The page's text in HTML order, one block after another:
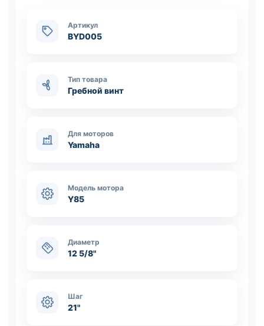
Артикул
BYD005
Тип товара
Гребной винт
Для моторов
Yamaha
Модель мотора
Y85
Диаметр
12 5/8"
Шаг
21"